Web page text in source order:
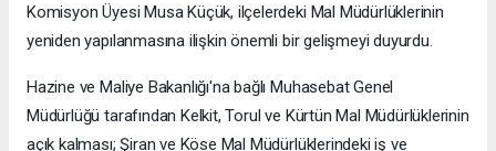
Komisyon Üyesi Musa Küçük, ilçelerdeki Mal Müdürlüklerinin
yeniden yapılanmasına ilişkin önemli bir gelişmeyi duyurdu.
Hazine ve Maliye Bakanlığı'na bağlı Muhasebat Genel
Müdürlüğü tarafından Kelkit, Torul ve Kürtün Mal Müdürlüklerinin
açık kalması; Şiran ve Köse Mal Müdürlüklerindeki iş ve